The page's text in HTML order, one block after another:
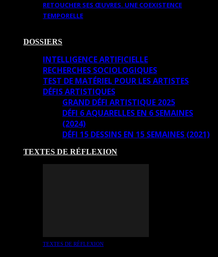
RETOUCHER SES ŒUVRES. UNE COEXISTENCE
TEMPORELLE
DOSSIERS
INTELLIGENCE ARTIFICIELLE
RECHERCHES SOCIOLOGIQUES
TEST DE MATÉRIEL POUR LES ARTISTES
DÉFIS ARTISTIQUES
GRAND DÉFI ARTISTIQUE 2025
DÉFI 6 AQUARELLES EN 6 SEMAINES
(2024)
DÉFI 15 DESSINS EN 15 SEMAINES (2021)
TEXTES DE RÉFLEXION
TEXTES DE RÉFLEXION